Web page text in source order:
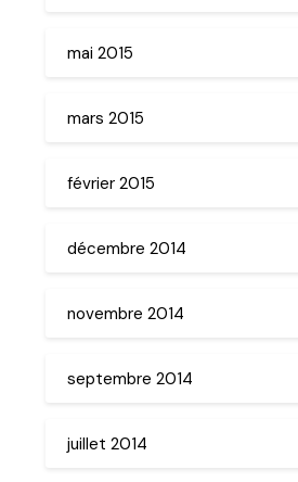
mai 2015
mars 2015
février 2015
décembre 2014
novembre 2014
septembre 2014
juillet 2014